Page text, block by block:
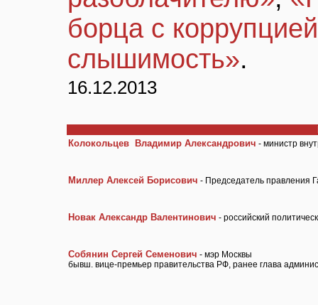
борца с
слышимость».
16.12.2013
Колокольцев Владимир Александрович - министр
Миллер Алексей Борисович - Председатель правления
Новак Александр Валентинович - российский
Собянин Сергей Семенович - мэр Москвы
бывш. вице-премьер правительства РФ, ранее глава